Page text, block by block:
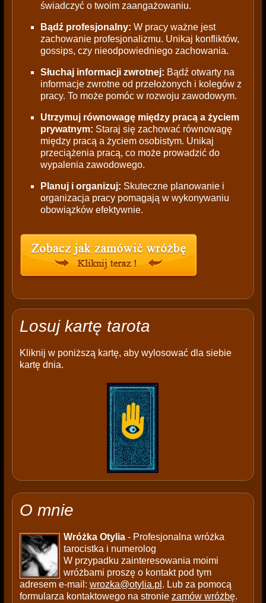
świadczyć o twoim zaangażowaniu.
Bądź profesjonalny: W pracy ważne jest
zachowanie profesjonalizmu. Unikaj konfliktów,
gossips, czy nieodpowiedniego zachowania.
Słuchaj informacji zwrotnej: Bądź otwarty na
informacje zwrotne od przełożonych i kolegów z
pracy. To może pomóc w rozwoju zawodowym.
Utrzymuj równowagę między pracą a życiem
prywatnym: Staraj się zachować równowagę
między pracą a życiem osobistym. Unikaj
przeciążenia pracą, co może prowadzić do
wypalenia zawodowego.
Planuj i organizuj: Skuteczne planowanie i
organizacja pracy pomagają w wykonywaniu
obowiązków efektywnie.
Losuj kartę tarota
Kliknij w poniższą kartę, aby wylosować dla siebie
kartę dnia.
O mnie
Wróżka Otylia- Profesjonalna wróżka
tarocistka i numerolog
W przypadku zainteresowania moimi
wróżbami proszę o kontakt pod tym
adresem e-mail: wrozka@otylia.pl . Lub za pomocą
formularza kontaktowego na stronie zamów wróżbę.